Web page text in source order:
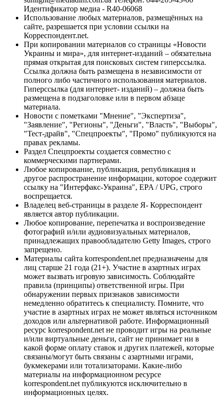
Идентификатор медиа - R40-06068
Использование любых материалов, размещённых на
сайте, разрешается при условии ссылки на
Корреспондент.net.
При копировании материалов со страницы «Новости
Украины и мира», для интернет-изданий – обязательна
прямая открытая для поисковых систем гиперссылка.
Ссылка должна быть размещена в независимости от
полного либо частичного использования материалов.
Гиперссылка (для интернет- изданий) – должна быть
размещена в подзаголовке или в первом абзаце
материала.
Новости с пометками "Мнение", "Экспертиза",
"Заявление", "Регионы", "Деньги", "Власть", "Выборы",
"Тест-драйв", "Спецпроекты", "Промо" публикуются на
правах рекламы.
Раздел Спецпроекты создается совместно с
коммерческими партнерами.
Любое копирование, публикация, републикация и
другое распространение информации, которое содержит
ссылку на "Интерфакс-Украина", EPA / UPG, строго
воспрещается.
Владелец веб-страницы в разделе Я- Корреспондент
является автор публикации.
Любое копирование, перепечатка и воспроизведение
фотографий и/или аудиовизуальных материалов,
принадлежащих правообладателю Getty Images, строго
запрещено.
Материалы сайта korrespondent.net предназначены для
лиц старше 21 года (21+). Участие в азартных играх
может вызвать игровую зависимость. Соблюдайте
правила (принципы) ответственной игры. При
обнаружении первых признаков зависимости
немедленно обратитесь к специалисту. Помните, что
участие в азартных играх не может являться источником
доходов или альтернативой работе. Информационный
ресурс korrespondent.net не проводит игры на реальные
и/или виртуальные деньги, сайт не принимает ни в
какой форме оплату ставок и других платежей, которые
связаны/могут быть связаны с азартными играми,
букмекерами или тотализаторами. Какие-либо
материалы на информационном ресурсе
korrespondent.net публикуются исключительно в
информационных целях.